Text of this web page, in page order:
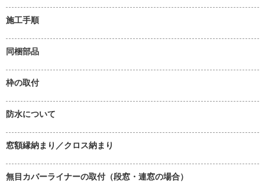
施工手順
同梱部品
枠の取付
防水について
窓額縁納まり／クロス納まり
無目カバーライナーの取付（段窓・連窓の場合）